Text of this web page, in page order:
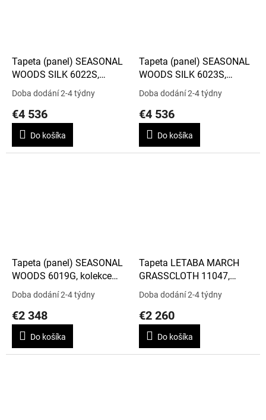
Tapeta (panel) SEASONAL
WOODS SILK 6022S,
kolekce THE GARDENS
Doba dodání 2-4 týdny
€4 536
Do košíka
Tapeta (panel) SEASONAL
WOODS SILK 6023S,
kolekce THE GARDENS
Doba dodání 2-4 týdny
€4 536
Do košíka
Tapeta (panel) SEASONAL
WOODS 6019G, kolekce
THE GARDENS
Doba dodání 2-4 týdny
€2 348
Do košíka
Tapeta LETABA MARCH
GRASSCLOTH 11047,
kolekce ARDMORE -
Doba dodání 2-4 týdny
€2 260
Do košíka